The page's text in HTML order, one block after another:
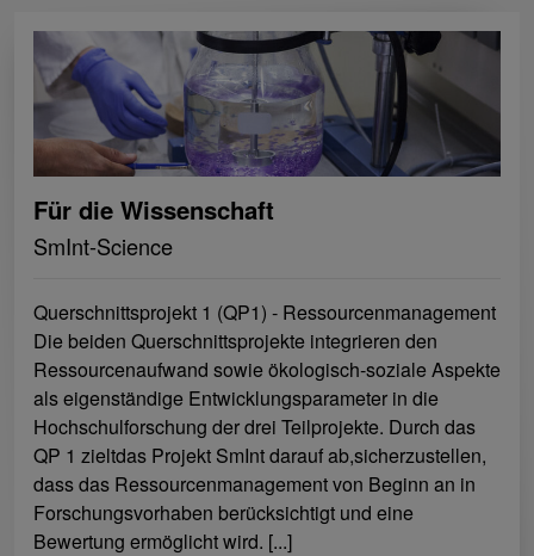
Für die Wissenschaft
SmInt-Science
Querschnittsprojekt 1 (QP1) ‐ Ressourcenmanagement
Die beiden Querschnittsprojekte integrieren den
Ressourcenaufwand sowie ökologisch‐soziale Aspekte
als eigenständige Entwicklungsparameter in die
Hochschulforschung der drei Teilprojekte. Durch das
QP 1 zieltdas Projekt SmInt darauf ab,sicherzustellen,
dass das Ressourcenmanagement von Beginn an in
Forschungsvorhaben berücksichtigt und eine
Bewertung ermöglicht wird. [...]